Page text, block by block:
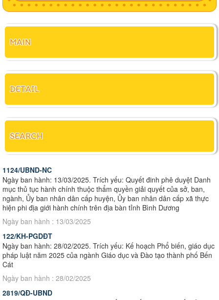
MAIN
DETAIL
SEARCH
1124/UBND-NC
Ngày ban hành: 13/03/2025. Trích yếu: Quyết đinh phê duyệt Danh
mục thủ tục hành chính thuộc thẩm quyền giải quyết của sở, ban,
ngành, Ủy ban nhân dân cấp huyện, Ủy ban nhân dân cấp xã thực
hiện phi địa giới hành chính trên địa bàn tỉnh Bình Dương
Ngày ban hành : 13/03/2025
122/KH-PGDĐT
Ngày ban hành: 28/02/2025. Trích yếu: Kế hoạch Phổ biến, giáo dục
pháp luật năm 2025 của ngành Giáo dục và Đào tạo thành phố Bến
Cát
Ngày ban hành : 28/02/2025
2819/QĐ-UBND